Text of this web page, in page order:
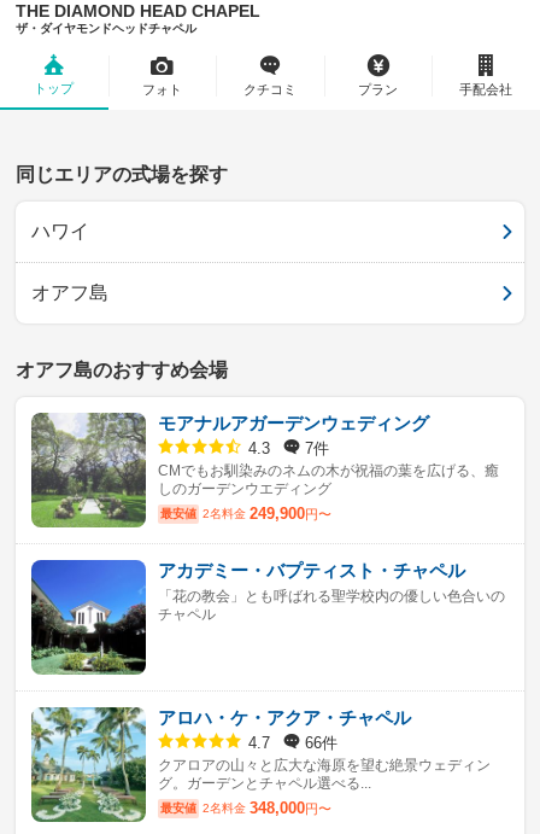
THE DIAMOND HEAD CHAPEL
ザ・ダイヤモンドヘッドチャペル
トップ フォト クチコミ プラン 手配会社
同じエリアの式場を探す
ハワイ
オアフ島
オアフ島のおすすめ会場
モアナルアガーデンウェディング
4.3 7件
CMでもお馴染みのネムの木が祝福の葉を広げる、癒
しのガーデンウエディング
最安値 2名料金 249,900円〜
アカデミー・バプティスト・チャペル
「花の教会」とも呼ばれる聖学校内の優しい色合いの
チャペル
アロハ・ケ・アクア・チャペル
4.7 66件
クアロアの山々と広大な海原を望む絶景ウェディン
グ。ガーデンとチャペル選べる...
最安値 2名料金 348,000円〜